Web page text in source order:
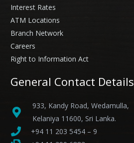
Interest Rates
ATM Locations
Branch Network
Careers
Right to Information Act
General Contact Details
933, Kandy Road, Wedamulla,
Kelaniya 11600, Sri Lanka.
+94 11 203 5454 – 9